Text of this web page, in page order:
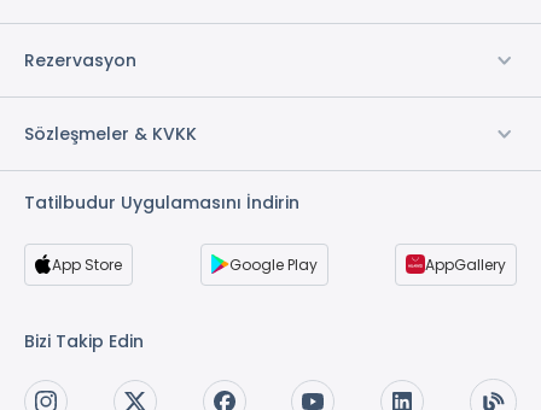
Rezervasyon
Sözleşmeler & KVKK
Tatilbudur Uygulamasını İndirin
App Store Google Play AppGallery
Bizi Takip Edin